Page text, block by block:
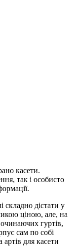
касети.
так і особисто
складно дістати у
ціною, але, на
гуртів,
сам по собі
артів для касети